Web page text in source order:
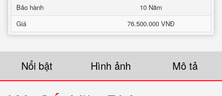
Bảo hành
10 Năm
Giá
76.500.000 VNĐ
Nổi bật Hình ảnh Mô tả